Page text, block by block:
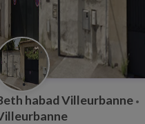
habad Villeurbanne •